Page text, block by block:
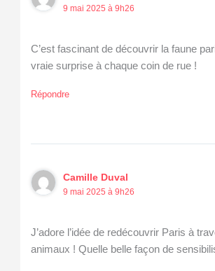
9 mai 2025 à 9h26
C’est fascinant de découvrir la faune
vraie surprise à chaque coin de rue !
Répondre
Camille Duval
9 mai 2025 à 9h26
J’adore l’idée de redécouvrir Paris à
animaux ! Quelle belle façon de